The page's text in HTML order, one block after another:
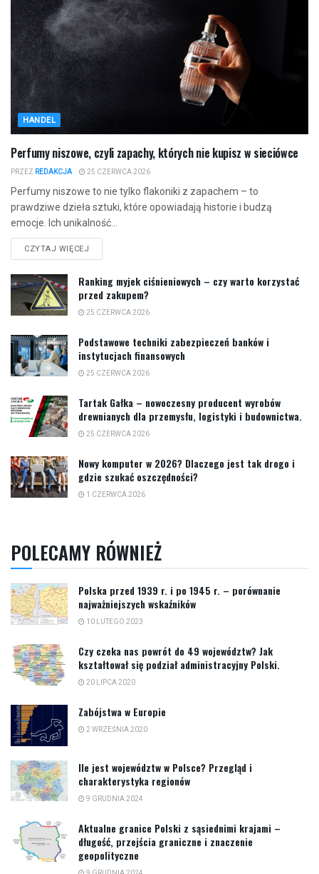
HANDEL
Perfumy niszowe, czyli zapachy, których nie kupisz w sieciówce
PRZEZ REDAKCJA 25 CZERWCA 2026
Perfumy niszowe to nie tylko flakoniki z zapachem – to
prawdziwe dzieła sztuki, które opowiadają historie i budzą
emocje. Ich unikalność...
CZYTAJ WIĘCEJ
Ranking myjek ciśnieniowych – czy warto korzystać
przed zakupem?
25 CZERWCA 2026
Podstawowe techniki zabezpieczeń banków i
instytucjach finansowych
25 CZERWCA 2026
Tartak Gałka – nowoczesny producent wyrobów
drewnianych dla przemysłu, logistyki i budownictwa.
25 CZERWCA 2026
Nowy komputer w 2026? Dlaczego jest tak drogo i
gdzie szukać oszczędności?
1 CZERWCA 2026
POLECAMY RÓWNIEŻ
Polska przed 1939 r. i po 1945 r. – porównanie
najważniejszych wskaźników
10 LUTEGO 2023
Czy czeka nas powrót do 49 województw? Jak
kształtował się podział administracyjny Polski.
20 LIPCA 2020
Zabójstwa w Europie
2 WRZEŚNIA 2020
Ile jest województw w Polsce? Przegląd i
charakterystyka regionów
9 GRUDNIA 2024
Aktualne granice Polski z sąsiednimi krajami –
długość, przejścia graniczne i znaczenie
geopolityczne